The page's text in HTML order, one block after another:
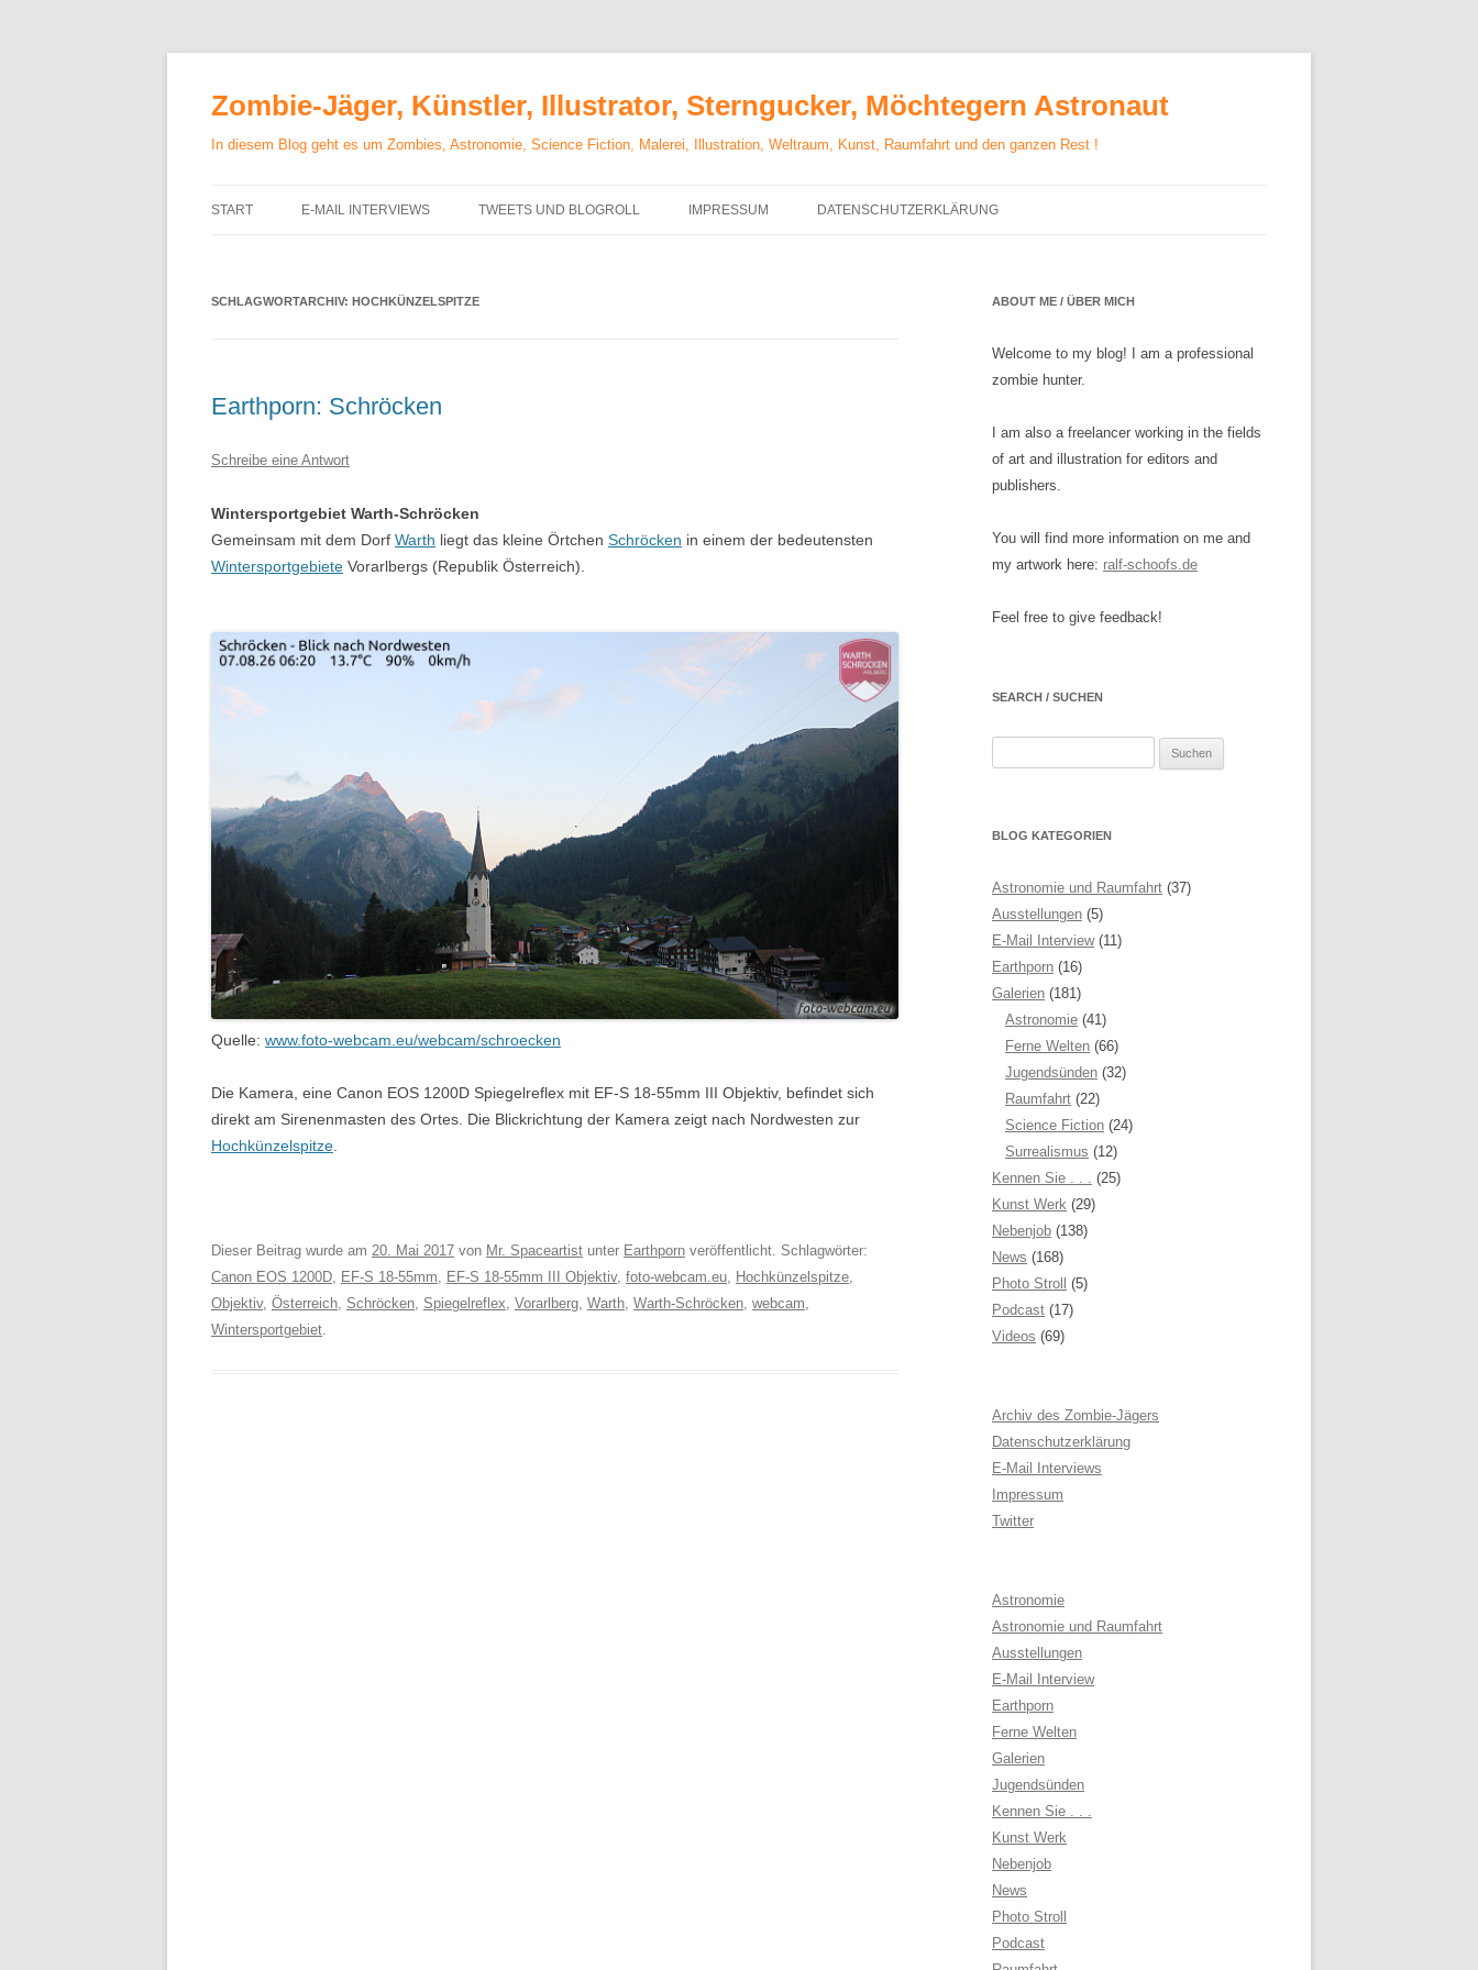
Zombie-Jäger, Künstler, Illustrator, Sterngucker, Möchtegern Astronaut
In diesem Blog geht es um Zombies, Astronomie, Science Fiction, Malerei, Illustration, Weltraum, Kunst, Raumfahrt und den ganzen Rest !
START E-MAIL INTERVIEWS TWEETS UND BLOGROLL IMPRESSUM DATENSCHUTZERKLÄRUNG
SCHLAGWORTARCHIV: HOCHKÜNZELSPITZE
Earthporn: Schröcken
Schreibe eine Antwort
Wintersportgebiet Warth-Schröcken
Gemeinsam mit dem Dorf Warth liegt das kleine Örtchen Schröcken in einem der bedeutensten
Wintersportgebiete Vorarlbergs (Republik Österreich).
Quelle: www.foto-webcam.eu/webcam/schroecken
Die Kamera, eine Canon EOS 1200D Spiegelreflex mit EF-S 18-55mm III Objektiv, befindet sich
direkt am Sirenenmasten des Ortes. Die Blickrichtung der Kamera zeigt nach Nordwesten zur
Hochkünzelspitze
Dieser Beitrag wurde am 20. Mai 2017 von Mr. Spaceartist unter Earthporn veröffentlicht. Schlagwörter:
Canon EOS 1200D EF-S 18-55mm EF-S 18-55mm III Objektiv, foto-webcam.eu Hochkünzelspitze
Objektiv, Österreich Schröcken Spiegelreflex Vorarlberg Warth Warth-Schröcken webcam
Wintersportgebiet
ABOUT ME / ÜBER MICH
Welcome to my blog! I am a professional
zombie hunter.
I am also a freelancer working in the fields
of art and illustration for editors and
publishers.
You will find more information on me and
my artwork here: ralf-schoofs.de
Feel free to give feedback!
SEARCH / SUCHEN
BLOG KATEGORIEN
Astronomie und Raumfahrt (37)
Ausstellungen (5)
E-Mail Interview(11)
Earthporn (16)
Galerien (181)
Astronomie (41)
Ferne Welten (66)
Jugendsünden (32)
Raumfahrt (22)
Science Fiction (24)
Surrealismus (12)
Kennen Sie . . . (25)
Kunst Werk (29)
Nebenjob (138)
News (168)
Photo Stroll
(5)
Podcast (17)
Videos (69)
Archiv des Zombie-Jägers
Datenschutzerklärung
E-Mail Interviews
Impressum
Twitter
Astronomie
Astronomie und Raumfahrt
Ausstellungen
E-Mail Interview
Earthporn
Ferne Welten
Galerien
Jugendsünden
Kennen Sie . . .
Kunst Werk
Nebenjob
News
Photo Stroll
Podcast